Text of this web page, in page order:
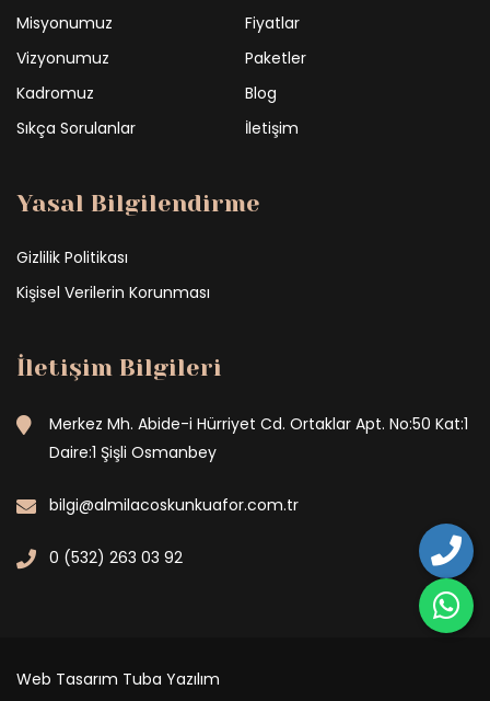
Misyonumuz
Fiyatlar
Vizyonumuz
Paketler
Kadromuz
Blog
Sıkça Sorulanlar
İletişim
Yasal Bilgilendirme
Gizlilik Politikası
Kişisel Verilerin Korunması
İletişim Bilgileri
Merkez Mh. Abide-i Hürriyet Cd. Ortaklar Apt. No:50 Kat:1
Daire:1 Şişli Osmanbey
bilgi@almilacoskunkuafor.com.tr
0 (532) 263 03 92
Web Tasarım Tuba Yazılım